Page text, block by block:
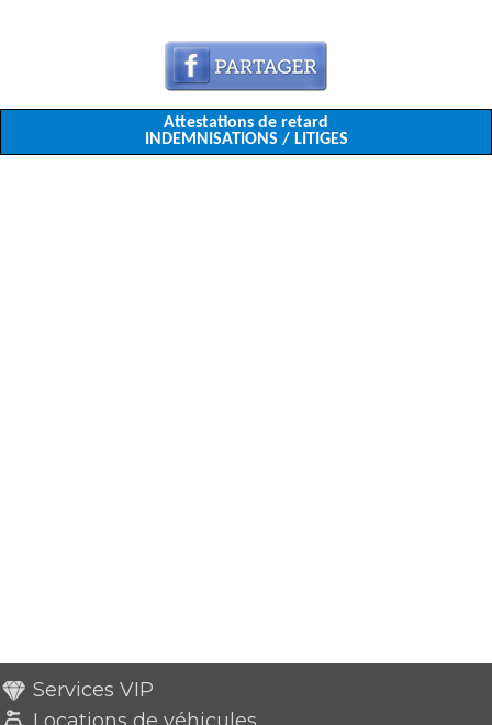
Attestations de retard
INDEMNISATIONS / LITIGES
Services VIP